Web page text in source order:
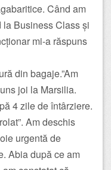
Când am
la Business Class și
mi-a răspuns
din bagaje.”Am
joi la Marsilia.
4 zile de întârziere.
Am deschis
urgentă de
Abia după ce am